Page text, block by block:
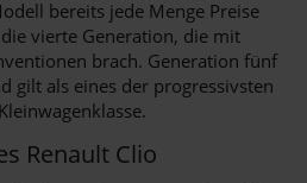
bereits jede Menge Preise
vierte Generation, die mit
brach. Generation fünf
gilt als eines der progressivsten
Renault Clio